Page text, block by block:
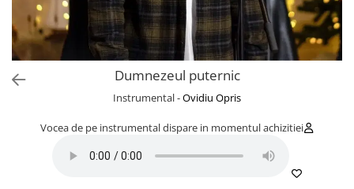
Dumnezeul puternic
Instrumental -Ovidiu Opris
Vocea de pe instrumental dispare in momentul achizitiei